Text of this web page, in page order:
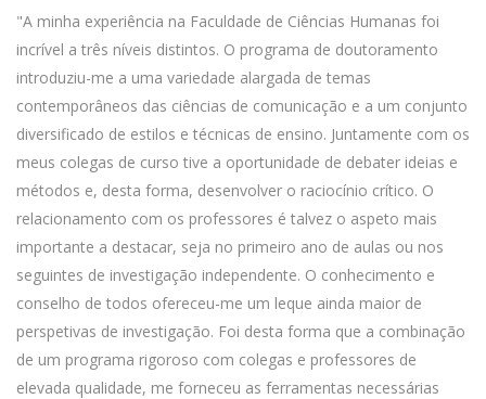
"A minha experiência na Faculdade de Ciências Humanas foi
incrível a três níveis distintos. O programa de doutoramento
introduziu-me a uma variedade alargada de temas
contemporâneos das ciências de comunicação e a um conjunto
diversificado de estilos e técnicas de ensino. Juntamente com os
meus colegas de curso tive a oportunidade de debater ideias e
métodos e, desta forma, desenvolver o raciocínio crítico. O
relacionamento com os professores é talvez o aspeto mais
importante a destacar, seja no primeiro ano de aulas ou nos
seguintes de investigação independente. O conhecimento e
conselho de todos ofereceu-me um leque ainda maior de
perspetivas de investigação. Foi desta forma que a combinação
de um programa rigoroso com colegas e professores de
elevada qualidade, me forneceu as ferramentas necessárias